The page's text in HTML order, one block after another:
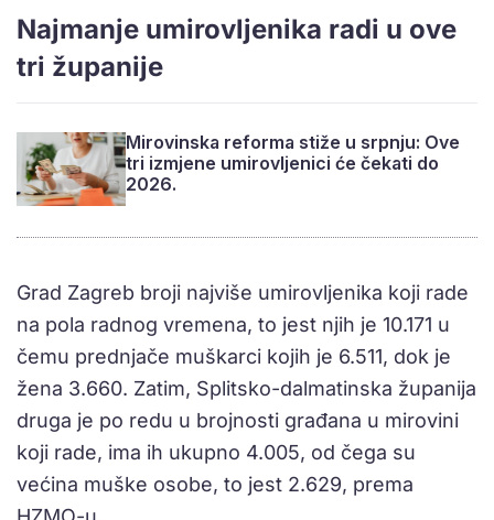
Najmanje umirovljenika radi u ove
tri županije
Mirovinska reforma stiže u srpnju: Ove
tri izmjene umirovljenici će čekati do
2026.
Grad Zagreb broji najviše umirovljenika koji rade
na pola radnog vremena, to jest njih je 10.171 u
čemu prednjače muškarci kojih je 6.511, dok je
žena 3.660. Zatim, Splitsko-dalmatinska županija
druga je po redu u brojnosti građana u mirovini
koji rade, ima ih ukupno 4.005, od čega su
većina muške osobe, to jest 2.629, prema